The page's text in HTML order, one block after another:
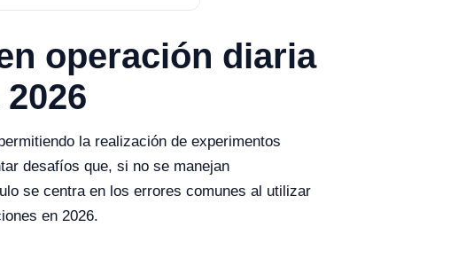
operación diaria
la realización de experimentos
desafíos que, si no se manejan
se centra en los errores comunes al utilizar
en 2026.